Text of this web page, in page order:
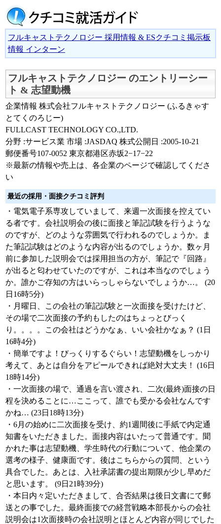
フルキャストテクノロジー 採用情報 & ESクチコミ掲示板
情報 インターン
フルキャストテクノロジー のエントリーシー
ト & 志望動機
企業情報 株式会社フルキャストテクノロジー (ふるきゃす
とてくのろじー)
FULLCAST TECHNOLOGY CO.,LTD.
分野 :サービス業 市場 :JASDAQ 株式公開日 :2005-10-21
郵便番号107-0052 東京都港区赤坂2−17−22
※最新の情報や売上は、各企業のページで確認してくださ
い
最近の採用・面接クチコミ評判
・電気電子系専攻していまして、来週一次面接を控えてい
る者です。会社説明会の後に面接と筆記試験を行うような
のですが、どのような雰囲気で行われるのでしょうか。ま
た筆記試験はどのような内容が出るのでしょうか。数ヶ月
前に参加した説明会では採用担当の方が、筆記で『回路』
が出ると匂わせていたのですが、これは本当なのでしょう
か。誰かご存知の方はいらっしゃらないでしょうか…。 (20
日16時5分)
・月曜日、この会社の筆記試験と一次面接を受けたけど、
その場で二次面接の予約もしたのはちょっとびっく
り。。。。この会社はどうかなぁ、いい会社かなぁ？ (1日
16時4分)
・簡単ですよ！びっくりするぐらい！志望動機をしっかり
考えて、あとは自分をアピールできれば絶対大丈夫！ (16日
18時14分)
・一次面接の場で、通過を言い渡され、二次(最終)面接の日
程を決めることに…ここって、誰でも受かる会社なんです
かね… (23日18時13分)
・6月の始めに二次面接を受け、約1週間後に手紙で内定通
知書をいただきました。面接内容はいたって普通です。聞
かれた事は志望動機、学生時代の行動について、他企業の
選考の様子、健康面です。後はこちらからの質問、という
具合でした。あとは、入社承諾書の提出期限が少し早めだ
と思います。 (9日21時39分)
・本日内々定いただきまして、合否結果は後日文書にて郵
送との事でした。最終面接での経営戦略本部長からの会社
説明会は1次面接時の会社説明とほとんど内容が同じでした